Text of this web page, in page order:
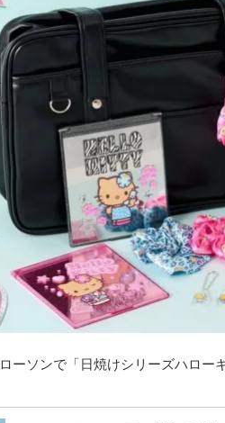
ローソンで「日焼けシリーズハロー